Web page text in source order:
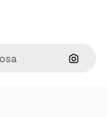
Cerca